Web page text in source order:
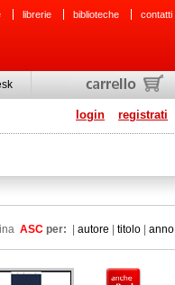
librerie biblioteche contatti
login registrati
ASC per: autore titolo anno